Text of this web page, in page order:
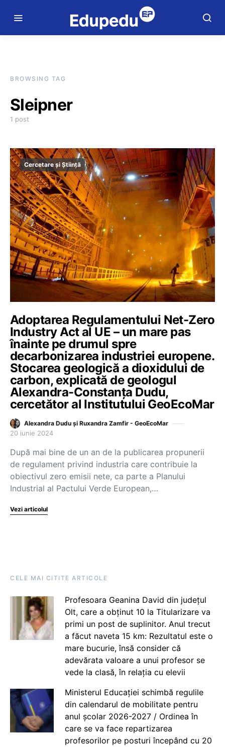
BROWSING TAG
Sleipner
1 post
Cercetare și Știință
Adoptarea Regulamentului Net-Zero
Industry Act al UE – un mare pas
înainte pe drumul spre
decarbonizarea industriei europene.
Stocarea geologică a dioxidului de
carbon, explicată de geologul
Alexandra-Constanța Dudu,
cercetător al Institutului GeoEcoMar
Alexandra Dudu și Ruxandra Zamfir - GeoEcoMar
20 iunie 2024
După mai bine de un an de la publicarea propunerii
de regulament privind industria care contribuie la
obiectivul zero emisii nete, ca parte a Planului
Industrial al Pactului Verde European,…
Vezi articolul
CELE MAI CITITE ARTICOLE
Profesoara Geanina David din județul
Olt, care a obținut 10 la Titularizare va
primi un post de suplinitor. Anul trecut
a făcut naveta 15 km: Rezultatul este o
mare bucurie, însă consider că
adevărata valoare a unui profesor se
vede la clasă, în relația cu elevii
Ministerul Educației schimbă regulile
din calendarul de mobilitate pentru
anul școlar 2026-2027 / Ordinea în
care se va face repartizarea
profesorilor pe posturi începând cu 20